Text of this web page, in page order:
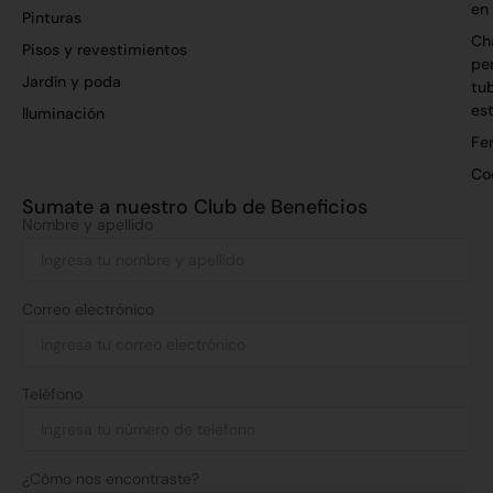
Pinturas
Pisos y revestimientos
Jardín y poda
Iluminación
en
Sumate a nuestro Club de Beneficios
Nombre y apellido
Correo electrónico
Teléfono
¿Cómo nos encontraste?